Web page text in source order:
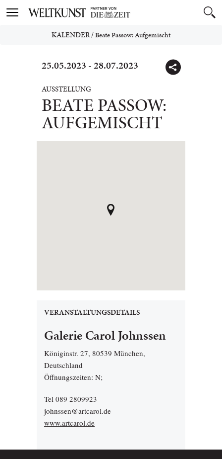
Toggle
KALENDER/Beate Passow: Aufgemischt
25.05.2023 - 28.07.2023
AUSSTELLUNG
BEATE PASSOW:
AUFGEMISCHT
VERANSTALTUNGSDETAILS
Galerie Carol Johnssen
Königinstr. 27, 80539 München,
Deutschland
Öffnungszeiten: N;
Tel 089 2809923
johnssen@artcarol.de
www.artcarol.de